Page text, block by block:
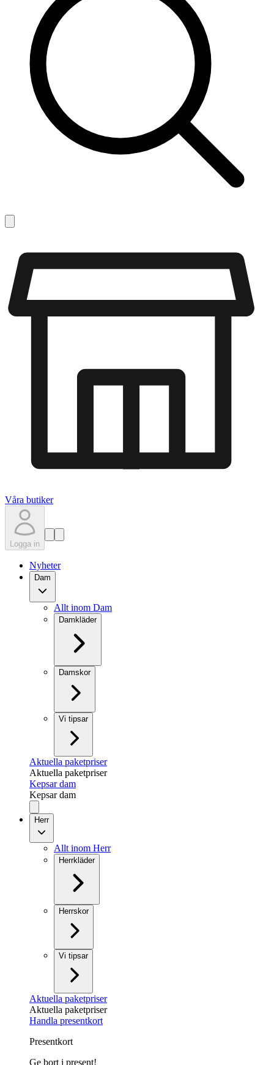
Våra butiker
Logga in
Nyheter
Dam
Allt inom Dam
Damkläder
Damskor
Vi tipsar
Aktuella paketpriser
Aktuella paketpriser
Kepsar dam
Kepsar dam
Herr
Allt inom Herr
Herrkläder
Herrskor
Vi tipsar
Aktuella paketpriser
Aktuella paketpriser
Handla presentkort
Presentkort
Ge bort i present!